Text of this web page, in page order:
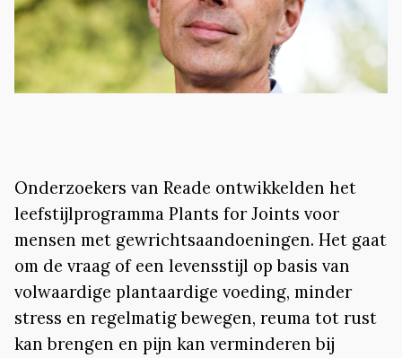
Onderzoekers van Reade ontwikkelden het
leefstijlprogramma Plants for Joints voor
mensen met gewrichtsaandoeningen. Het gaat
om de vraag of een levensstijl op basis van
volwaardige plantaardige voeding, minder
stress en regelmatig bewegen, reuma tot rust
kan brengen en pijn kan verminderen bij